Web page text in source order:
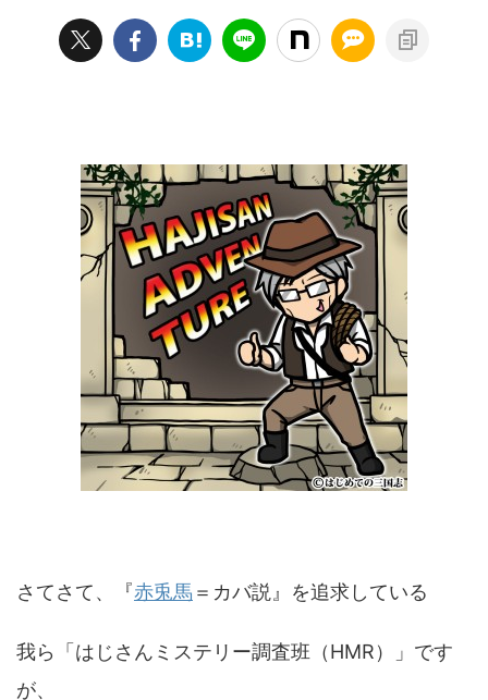
さてさて、『赤兎馬 ＝カバ説』を追求している
我ら「はじさんミステリー調査班（HMR）」です
が、